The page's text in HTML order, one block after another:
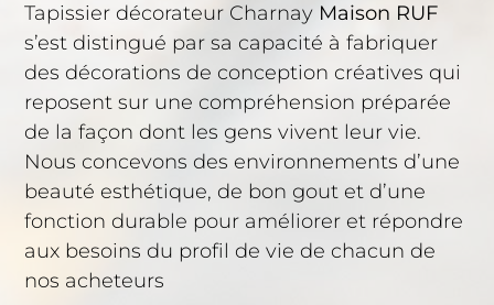
Tapissier décorateur Charnay Maison RUF
s’est distingué par sa capacité à fabriquer
des décorations de conception créatives qui
reposent sur une compréhension préparée
de la façon dont les gens vivent leur vie.
Nous concevons des environnements d’une
beauté esthétique, de bon gout et d’une
fonction durable pour améliorer et répondre
aux besoins du profil de vie de chacun de
nos acheteurs